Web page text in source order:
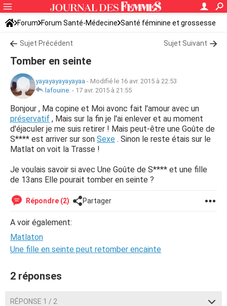
Forum Forum Santé-Médecine Santé féminine et grossesse
Tomber enceinte
Sujet Précédent Sujet Suivant
Tomber en seinte
yayayayayayayaa - Modifié le 16 avr. 2015 à 22:53
lafouine. - 17 avr. 2015 à 21:55
Bonjour , Ma copine et Moi avonc fait l'amour avec un
préservatif , Mais sur la fin je l'ai enlever et au moment
d'éjaculer je me suis retirer ! Mais peut-être une Goûte de
S**** est arriver sur son Sexe . Sinon le reste étais sur le
Matlat on voit la Trasse !
Je voulais savoir si avec Une Goûte de S**** et une fille
de 13ans Elle pourait tomber en seinte ?
Répondre (2) Partager
A voir également:
Matlaton
Une fille en seinte peut retomber encainte
2 réponses
RÉPONSE 1 / 2